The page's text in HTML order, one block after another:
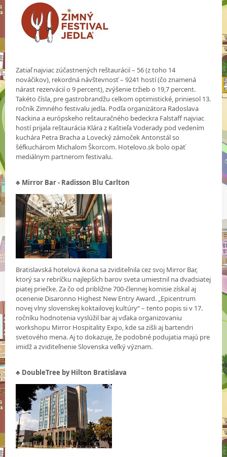
Zatiaľ najviac zúčastnených reštaurácií – 56 (z toho 14
nováčikov), rekordná návštevnosť – 9241 hostí (čo znamená
nárast rezervácií o 9 percent), zvýšenie tržieb o 19,7 percent.
Takéto čísla, pre gastrobrandžu celkom optimistické, priniesol 13.
ročník Zimného festivalu jedla. Podľa organizátora Radoslava
Nackina a európskeho reštauračného bedeckra Falstaff najviac
hostí prijala reštaurácia Klára z Kaštieľa Voderady pod vedením
kuchára Petra Bracha a Lovecký zámoček Antonstál so
šéfkuchárom Michalom Škorcom. Hotelovo.sk bolo opäť
mediálnym partnerom festivalu.
♣ Mirror Bar - Radisson Blu Carlton
Bratislavská hotelová ikona sa zviditeľnila cez svoj Mirror Bar,
ktorý sa v rebríčku najlepších barov sveta umiestnil na dvadsiatej
piatej priečke. Za čo od približne 700-člennej komisie získal aj
ocenenie Disaronno Highest New Entry Award. „Epicentrum
novej vlny slovenskej koktailovej kultúry“ – tento popis si v 17.
ročníku hodnotenia vyslúžil bar aj vďaka organizovaniu
workshopu Mirror Hospitality Expo, kde sa zišli aj bartendri
svetového mena. Aj to dokazuje, že podobné podujatia majú pre
imidž a zviditeľnenie Slovenska veľký význam.
♣ DoubleTree by Hilton Bratislava